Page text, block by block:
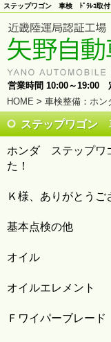
ステップワゴン 車検 ﾄﾞﾗﾚｺ取付
営業時間 10:00～19:00
HOME > 車検整備 ： ホン
ステップワゴン
ホンダ ステップワ
た！
Ｋ様、ありがとうご
基本点検の他
オイル
オイルエレメント
Ｆワイパーブレード